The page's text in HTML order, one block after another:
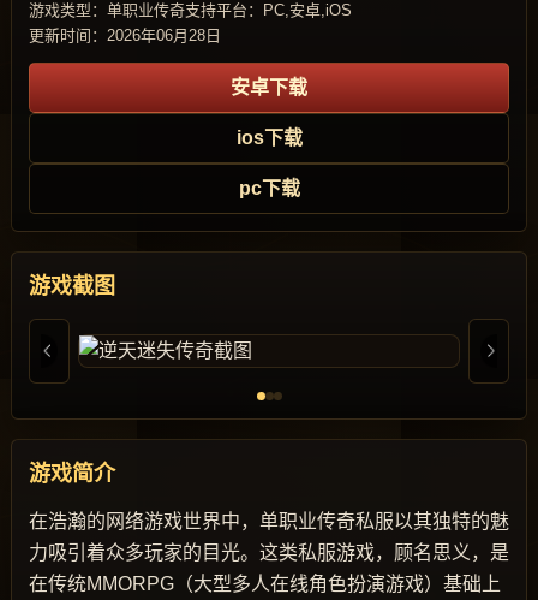
游戏类型：单职业传奇支持平台：PC,安卓,iOS
更新时间：2026年06月28日
安卓下载
ios下载
pc下载
游戏截图
游戏简介
在浩瀚的网络游戏世界中，单职业传奇私服以其独特的魅
力吸引着众多玩家的目光。这类私服游戏，顾名思义，是
在传统MMORPG（大型多人在线角色扮演游戏）基础上